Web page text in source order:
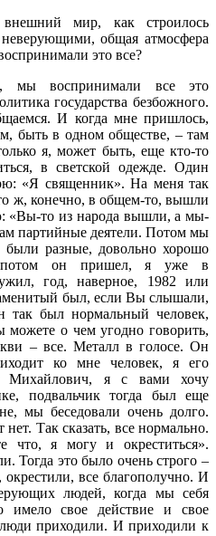
мир, как строилось
общая атмосфера
это все?
мы воспринимали все это
государства безбожного.
И когда мне пришлось,
быть в одном обществе, – там
я, может быть, еще кто-то
в светской одежде. Один
«Я священник». На меня так
ж, конечно, в общем-то, вышли
«Вы-то из народа вышли, а мы-
партийные деятели. Потом мы
разные, довольно хорошо
он пришел, я уже в
год, наверное, 1982 или
был, если Вы слышали,
так был нормальный человек,
можете о чем угодно говорить,
– все. Металл в голосе. Он
ко мне человек, я его
Михайлович, я с вами хочу
подвальчик тогда был еще
мы беседовали очень долго.
Так сказать, все нормально.
что, я могу и окреститься».
Тогда это было очень строго –
все благополучно. И
людей, когда мы себя
имело свое действие и свое
приходили. И приходили к